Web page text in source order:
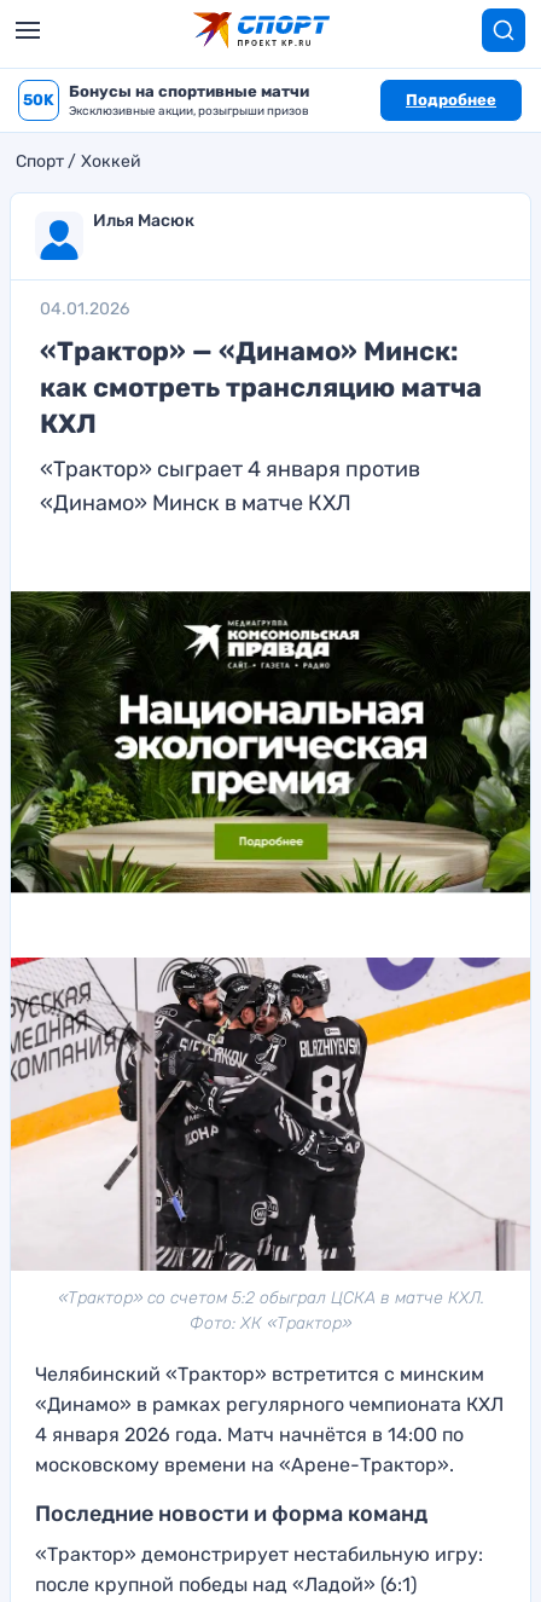
50K Бонусы на спортивные матчи
Эксклюзивные акции, розыгрыши призов
Подробнее
Спорт Хоккей
Илья Масюк
04.01.2026
«Трактор» — «Динамо» Минск:
как смотреть трансляцию матча
КХЛ
«Трактор» сыграет 4 января против
«Динамо» Минск в матче КХЛ
«Трактор» со счетом 5:2 обыграл ЦСКА в матче КХЛ.
Фото: ХК «Трактор»
Челябинский «Трактор» встретится с минским
«Динамо» в рамках регулярного чемпионата КХЛ
4 января 2026 года. Матч начнётся в 14:00 по
московскому времени на «Арене-Трактор».
Последние новости и форма команд
«Трактор» демонстрирует нестабильную игру:
после крупной победы над «Ладой» (6:1)